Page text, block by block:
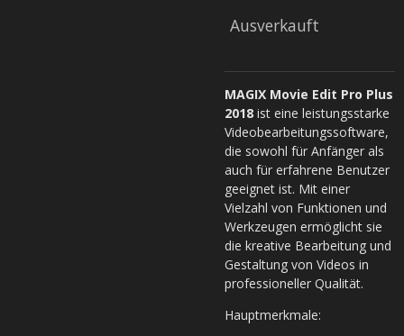
Ausverkauft
MAGIX Movie Edit Pro Plus
2018 ist eine leistungsstarke
Videobearbeitungssoftware,
die sowohl für Anfänger als
auch für erfahrene Benutzer
geeignet ist. Mit einer
Vielzahl von Funktionen und
Werkzeugen ermöglicht sie
die kreative Bearbeitung und
Gestaltung von Videos in
professioneller Qualität.
Hauptmerkmale: